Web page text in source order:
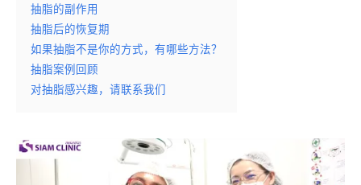
抽脂的副作用
抽脂后的恢复期
如果抽脂不是你的方式，有哪些方法？
抽脂案例回顾
对抽脂感兴趣，请联系我们